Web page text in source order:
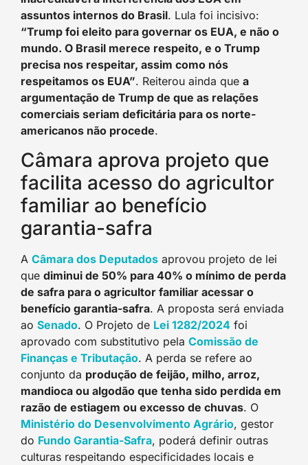
assuntos internos do Brasil. Lula foi incisivo:
“Trump foi eleito para governar os EUA, e não o
mundo. O Brasil merece respeito, e o Trump
precisa nos respeitar, assim como nós
respeitamos os EUA”. Reiterou ainda que a
argumentação de Trump de que as relações
comerciais seriam deficitária para os norte-
americanos não procede.
Câmara aprova projeto que
facilita acesso do agricultor
familiar ao benefício
garantia-safra
A Câmara dos Deputados aprovou projeto de lei
que diminui de 50% para 40% o mínimo de perda
de safra para o agricultor familiar acessar o
benefício garantia-safra. A proposta será enviada
ao Senado. O Projeto de Lei 1282/2024 foi
aprovado com substitutivo pela Comissão de
Finanças e Tributação. A perda se refere ao
conjunto da produção de feijão, milho, arroz,
mandioca ou algodão que tenha sido perdida em
razão de estiagem ou excesso de chuvas. O
Ministério do Desenvolvimento Agrário, gestor
do Fundo Garantia-Safra, poderá definir outras
culturas respeitando especificidades locais e